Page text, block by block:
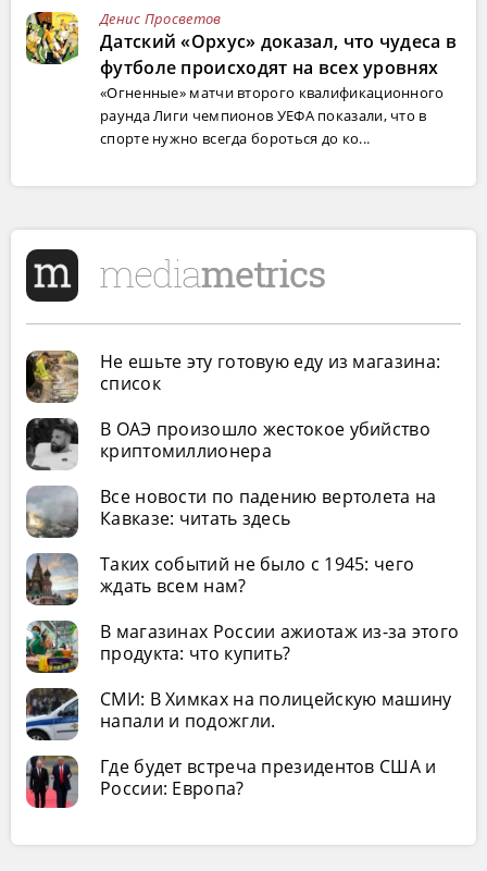
Денис Просветов
Датский «Орхус» доказал, что чудеса в
футболе происходят на всех уровнях
«Огненные» матчи второго квалификационного
раунда Лиги чемпионов УЕФА показали, что в
спорте нужно всегда бороться до ко...
Не ешьте эту готовую еду из магазина:
список
В ОАЭ произошло жестокое убийство
криптомиллионера
Все новости по падению вертолета на
Кавказе: читать здесь
Таких событий не было с 1945: чего
ждать всем нам?
В магазинах России ажиотаж из-за этого
продукта: что купить?
СМИ: В Химках на полицейскую машину
напали и подожгли.
Где будет встреча президентов США и
России: Европа?